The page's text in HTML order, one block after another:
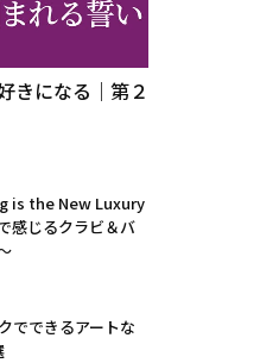
きになる｜第２
is the New Luxury
感じるクラビ＆バ
でできるアートな